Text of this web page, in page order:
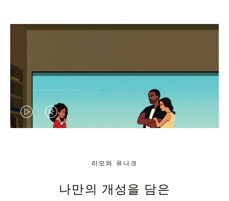
VIDEO
PRESS
VIDEO
MUTED,
PRESS
리모와 유니크
나만의 개성을 담은